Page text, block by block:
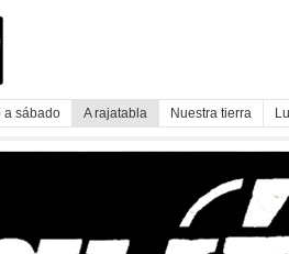
a sábado A rajatabla Nuestra tierra